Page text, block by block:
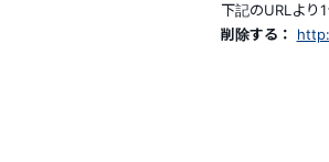
下記のURLより
削除する：